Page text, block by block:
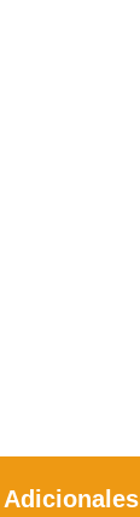
Adicionales